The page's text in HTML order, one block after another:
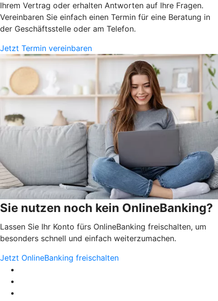
Ihrem Vertrag oder erhalten Antworten auf Ihre Fragen.
Vereinbaren Sie einfach einen Termin für eine Beratung in
der Geschäftsstelle oder am Telefon.
Jetzt Termin vereinbaren
Sie nutzen noch kein OnlineBanking?
Lassen Sie Ihr Konto fürs OnlineBanking freischalten, um
besonders schnell und einfach weiterzumachen.
Jetzt OnlineBanking freischalten